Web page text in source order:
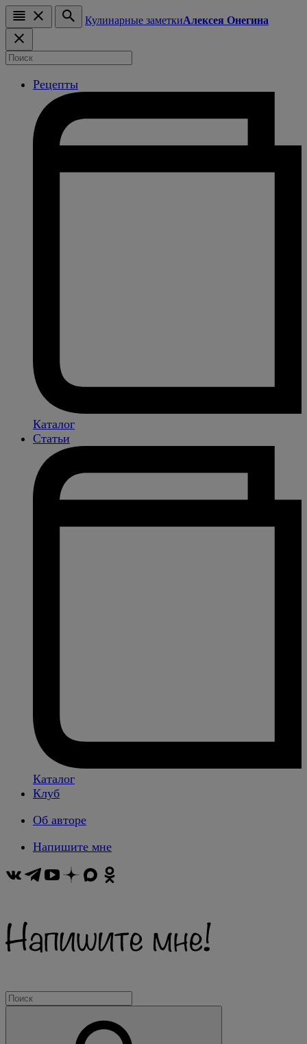
Кулинарные заметкиАлексея Онегина
Рецепты
Каталог
Статьи
Каталог
Клуб
Об авторе
Напишите мне